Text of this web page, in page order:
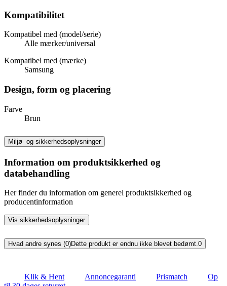
Kompatibilitet
Kompatibel med (model/serie)
Alle mærker/universal
Kompatibel med (mærke)
Samsung
Design, form og placering
Farve
Brun
Miljø- og sikkerhedsoplysninger
Information om produktsikkerhed og
databehandling
Her finder du information om generel produktsikkerhed og
producentinformation
Vis sikkerhedsoplysninger
Hvad andre synes (0)Dette produkt er endnu ikke blevet bedømt.0
Klik & Hent Annoncegaranti Prismatch
Op